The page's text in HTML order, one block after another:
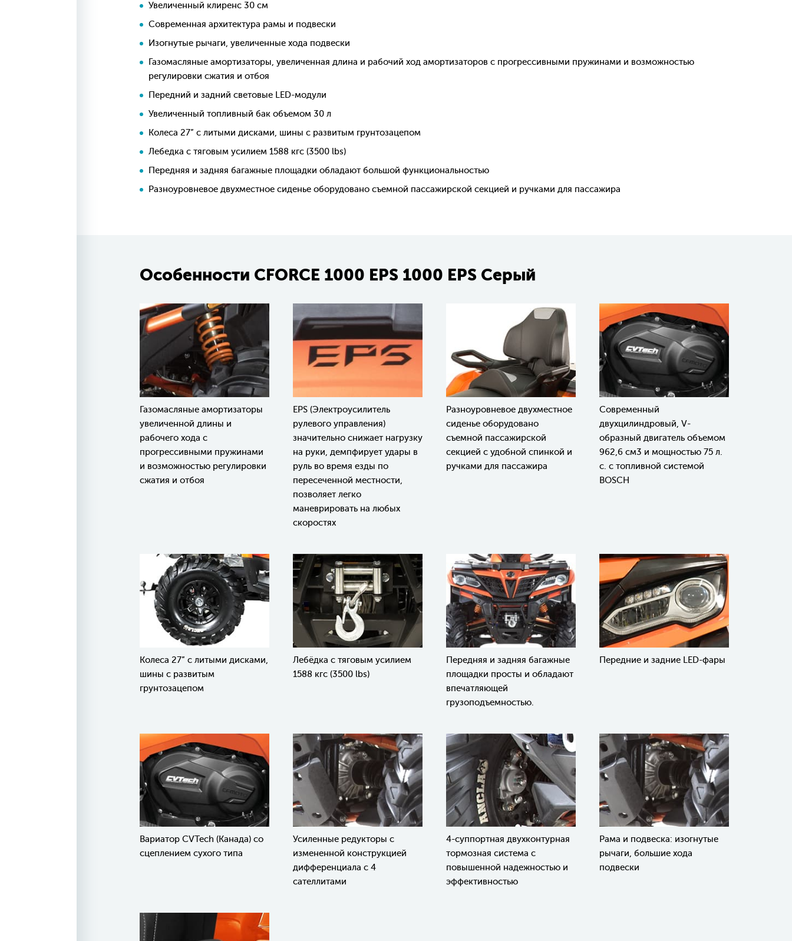
Увеличенный клиренс 30 см
Современная архитектура рамы и подвески
Изогнутые рычаги, увеличенные хода подвески
Газомасляные амортизаторы, увеличенная длина и рабочий ход амортизаторов с прогрессивными пружинами и возможностью
регулировки сжатия и отбоя
Передний и задний световые LED-модули
Увеличенный топливный бак объемом 30 л
Колеса 27” с литыми дисками, шины с развитым грунтозацепом
Лебедка с тяговым усилием 1588 кгс (3500 lbs)
Передняя и задняя багажные площадки обладают большой функциональностью
Разноуровневое двухместное сиденье оборудовано съемной пассажирской секцией и ручками для пассажира
Особенности СFORCE 1000 EPS 1000 EPS Серый
Газомасляные амортизаторы
увеличенной длины и
рабочего хода с
прогрессивными пружинами
и возможностью регулировки
сжатия и отбоя
EPS (Электроусилитель
рулевого управления)
значительно снижает нагрузку
на руки, демпфирует удары в
руль во время езды по
пересеченной местности,
позволяет легко
маневрировать на любых
скоростях
Разноуровневое двухместное
сиденье оборудовано
съемной пассажирской
секцией с удобной спинкой и
ручками для пассажира
Современный
двухцилиндровый, V-
образный двигатель объемом
962,6 см3 и мощностью 75 л.
с. с топливной системой
BOSCH
Колеса 27” с литыми дисками,
шины с развитым
грунтозацепом
Лебёдка с тяговым усилием
1588 кгс (3500 lbs)
Передняя и задняя багажные
площадки просты и обладают
впечатляющей
грузоподъемностью.
Передние и задние LED-фары
Вариатор CVTech (Канада) со
сцеплением сухого типа
Усиленные редукторы с
измененной конструкцией
дифференциала с 4
сателлитами
4-суппортная двухконтурная
тормозная система с
повышенной надежностью и
эффективностью
Рама и подвеска: изогнутые
рычаги, большие хода
подвески